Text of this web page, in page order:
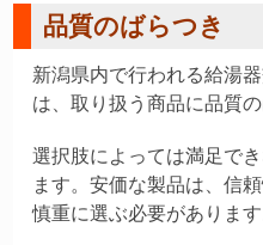
品質のばらつき
新潟県内で行われる給湯
は、取り扱う商品に品質
選択肢によっては満足で
ます。安価な製品は、信
慎重に選ぶ必要があります